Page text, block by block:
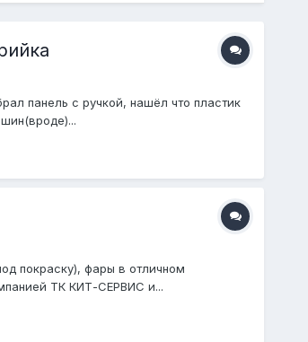
панель с ручкой, нашёл что пластик
покраску), фары в отличном
ТК КИТ-СЕРВИС и...